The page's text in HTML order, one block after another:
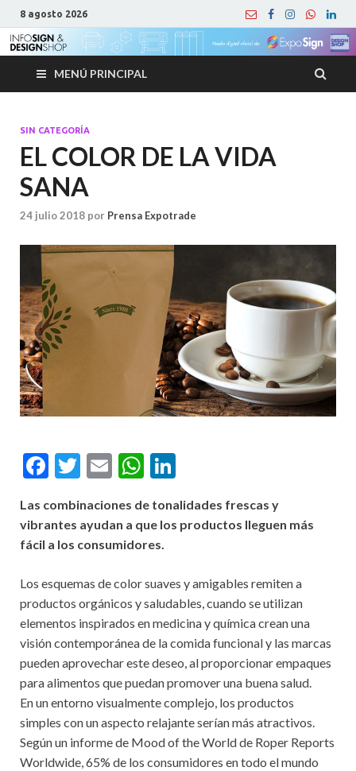
8 agosto 2026
MENÚ PRINCIPAL
SIN CATEGORÍA
EL COLOR DE LA VIDA
SANA
24 julio 2018 por Prensa Expotrade
F
e
b
o
k
T
itt
er
E
ai
l
W
at
s
p
p
ke
dI
Las combinaciones de tonalidades frescas y
vibrantes ayudan a que los productos lleguen más
fácil a los consumidores.
Los esquemas de color suaves y amigables remiten a
productos orgánicos y saludables, cuando se utilizan
elementos inspirados en medicina y química crean una
visión contemporánea de la comida funcional y las marcas
pueden aprovechar este deseo, al proporcionar empaques
para alimentos que puedan promover una buena salud.
En un entorno visualmente complejo, los productos
simples con un aspecto relajante serían más atractivos.
Según un informe de Mood of the World de Roper Reports
Worldwide, 65% de los consumidores en todo el mundo